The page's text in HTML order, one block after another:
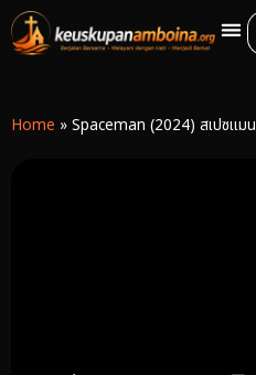
Home » Spaceman (2024) สเปซแมน